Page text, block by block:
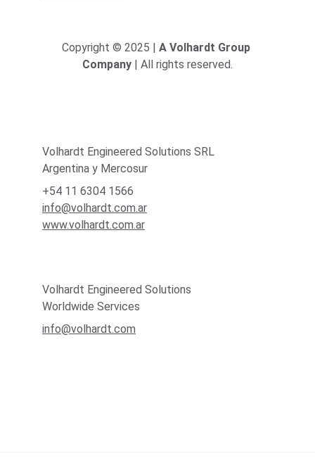
Copyright © 2025 | A Volhardt Group
Company | All rights reserved.
Volhardt Engineered Solutions SRL
Argentina y Mercosur
+54 11 6304 1566
info@volhardt.com.ar
www.volhardt.com.ar
Volhardt Engineered Solutions
Worldwide Services
info@volhardt.com